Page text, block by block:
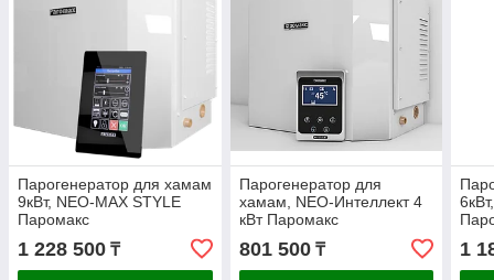
Парогенератор для хамам
9кВт, NEO-MAX STYLE
Паромакс
1 228 500 ₸
Парогенератор для
хамам, NEO-Интеллект 4
кВт Паромакс
801 500₸ 1